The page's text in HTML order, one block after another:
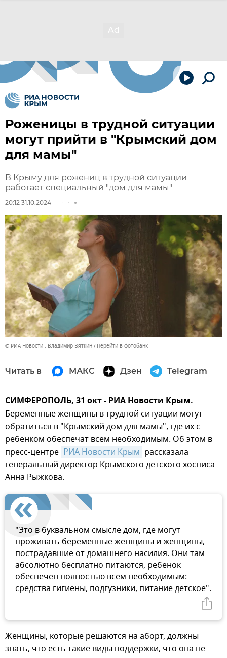
Роженицы в трудной ситуации
могут прийти в "Крымский дом
для мамы"
В Крыму для рожениц в трудной ситуации
работает специальный "дом для мамы"
20:12 31.10.2024
© РИА Новости . Владимир Вяткин Перейти в фотобанк
Читать в МАКС Дзен Telegram
СИМФЕРОПОЛЬ, 31 окт - РИА Новости Крым.
Беременные женщины в трудной ситуации могут
обратиться в "Крымский дом для мамы", где их с
ребенком обеспечат всем необходимым. Об этом в
пресс-центре РИА Новости Крым рассказала
генеральный директор Крымского детского хосписа
Анна Рыжкова.
"Это в буквальном смысле дом, где могут
проживать беременные женщины и женщины,
пострадавшие от домашнего насилия. Они там
абсолютно бесплатно питаются, ребенок
обеспечен полностью всем необходимым:
средства гигиены, подгузники, питание детское".
Женщины, которые решаются на аборт, должны
знать, что есть такие виды поддержки, что она не